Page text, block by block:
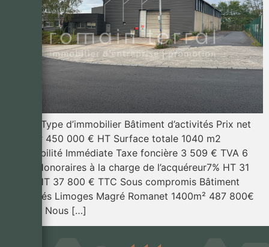
VENTE Type d’immobilier Bâtiment d’activités Prix net
vendeur 450 000 € HT Surface totale 1040 m2
Disponibilité Immédiate Taxe foncière 3‭ 509 € TVA 6
300‭ ‬€ Honoraires à la charge de l’acquéreur7% HT 31
500 €‭ ‬HT 37 800 €‭ ‬TTC Sous compromis Bâtiment
d’activités Limoges Magré Romanet 1400m² 487 800€
TTC FAI Nous […]